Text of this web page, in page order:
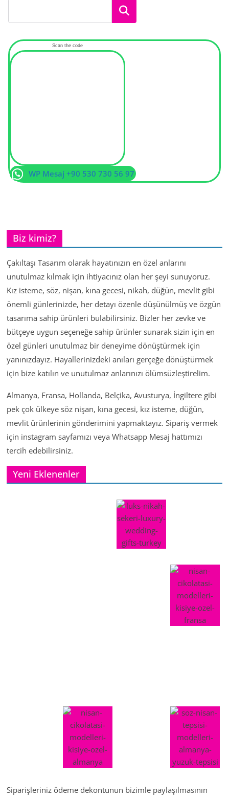
Ara
Scan the code
WP Mesaj +90 530 730 56 97
Biz kimiz?
Çakıltaşı Tasarım olarak hayatınızın en özel anlarını
unutulmaz kılmak için ihtiyacınız olan her şeyi sunuyoruz.
Kız isteme, söz, nişan, kına gecesi, nikah, düğün, mevlit gibi
önemli günlerinizde, her detayı özenle düşünülmüş ve özgün
tasarıma sahip ürünleri bulabilirsiniz. Bizler her zevke ve
bütçeye uygun seçeneğe sahip ürünler sunarak sizin için en
özel günleri unutulmaz bir deneyime dönüştürmek için
yanınızdayız. Hayallerinizdeki anıları gerçeğe dönüştürmek
için bize katılın ve unutulmaz anlarınızı ölümsüzleştirelim.
Almanya, Fransa, Hollanda, Belçika, Avusturya, İngiltere gibi
pek çok ülkeye söz nişan, kına gecesi, kız isteme, düğün,
mevlit ürünlerinin gönderimini yapmaktayız. Sipariş vermek
için instagram sayfamızı veya Whatsapp Mesaj hattımızı
tercih edebilirsiniz.
Yeni Eklenenler
Siparişleriniz ödeme dekontunun bizimle paylaşılmasının